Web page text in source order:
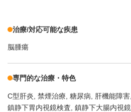
治療/対応可能な疾患
脳腫瘍
専門的な治療・特色
C型肝炎 禁煙治療 糖尿病 肝機能障害
鎮静下胃内視鏡検査 鎮静下大腸内視鏡